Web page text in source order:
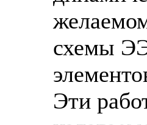
схемы
Эти